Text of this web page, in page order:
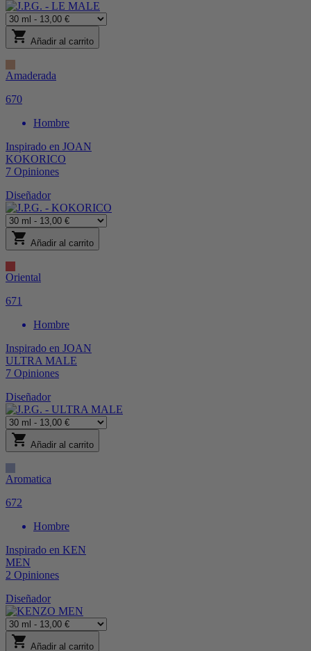
shopping_cart Añadir al carrito
Amaderada
670
Hombre
Inspirado en JOAN
KOKORICO
7 Opiniones
Diseñador
shopping_cart Añadir al carrito
Oriental
671
Hombre
Inspirado en JOAN
ULTRA MALE
7 Opiniones
Diseñador
shopping_cart Añadir al carrito
Aromatica
672
Hombre
Inspirado en KEN
MEN
2 Opiniones
Diseñador
shopping_cart Añadir al carrito